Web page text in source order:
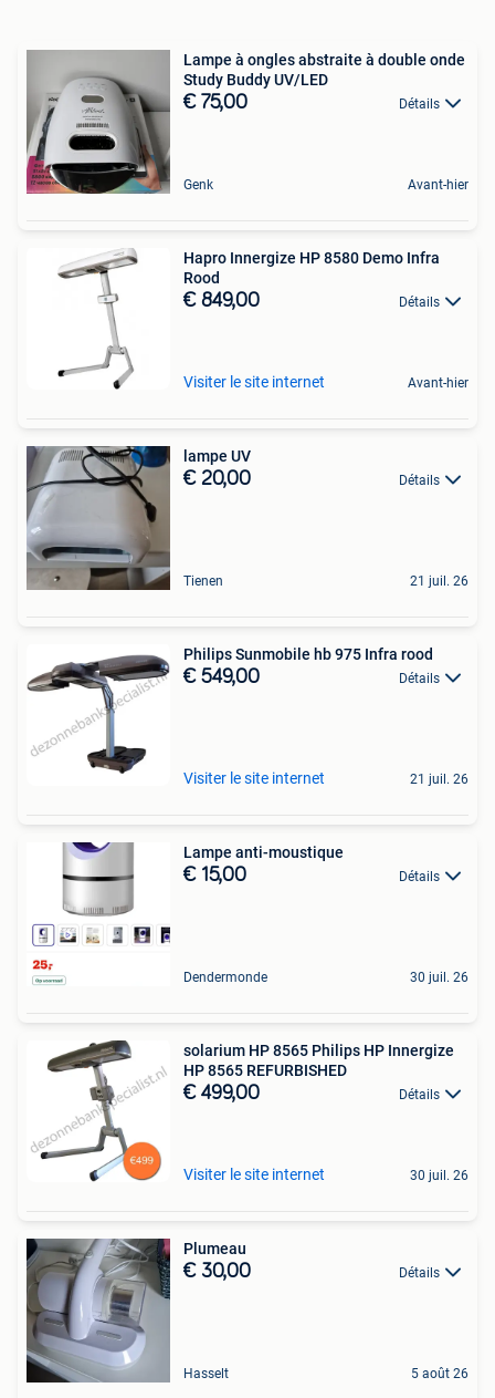
Lampe à ongles abstraite à double onde
Study Buddy UV/LED
€ 75,00 Détails
Genk Avant-hier
Hapro Innergize HP 8580 Demo Infra
Rood
€ 849,00 Détails
Visiter le site internet Avant-hier
lampe UV
€ 20,00 Détails
Tienen 21 juil. 26
Philips Sunmobile hb 975 Infra rood
€ 549,00 Détails
Visiter le site internet 21 juil. 26
Lampe anti-moustique
€ 15,00 Détails
Dendermonde 30 juil. 26
solarium HP 8565 Philips HP Innergize
HP 8565 REFURBISHED
€ 499,00 Détails
Visiter le site internet 30 juil. 26
Plumeau
€ 30,00 Détails
Hasselt 5 août 26